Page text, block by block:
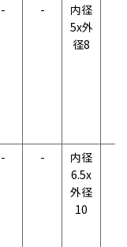
- -
内径
5x外
径8
- -
内径
6.5x
外径
10